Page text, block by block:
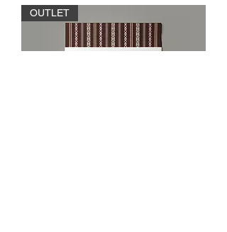
OUTLET